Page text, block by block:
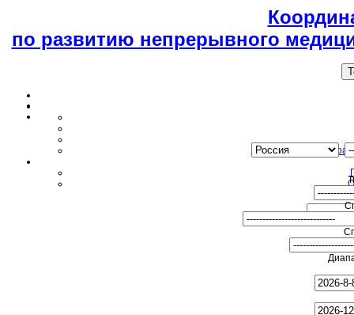
по развитию непрерывного